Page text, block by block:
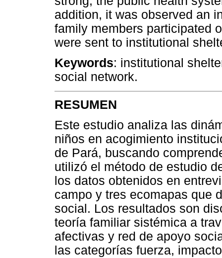
addition, it was observed an
family members participated
were sent to institutional
Keywords: institutional
social network.
RESUMEN
Este estudio analiza las
niños en acogimiento
de Pará, buscando
utilizó el método de estudio
los datos obtenidos en
campo y tres ecomapas que
social. Los resultados son
teoría familiar sistémica a
afectivas y red de apoyo
las categorías fuerza,